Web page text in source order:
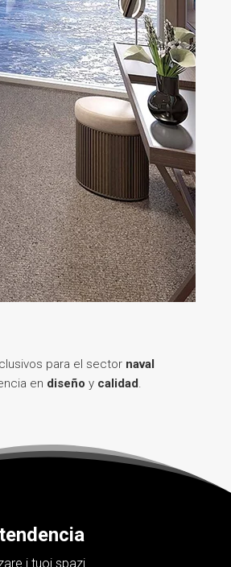
para el sector naval
en diseño y calidad.
i tuoi spazi